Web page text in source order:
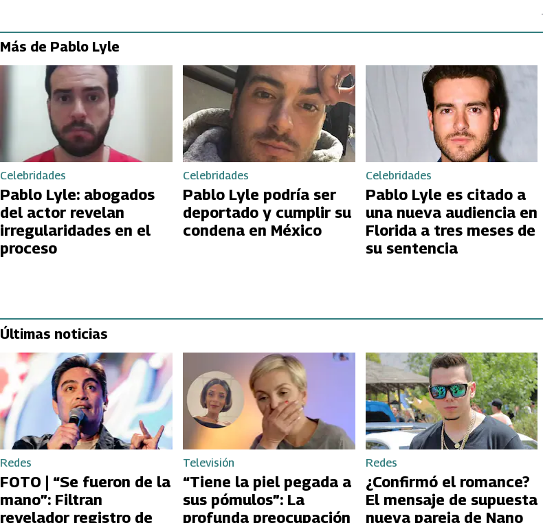
Más de Pablo Lyle
Celebridades
Pablo Lyle: abogados
del actor revelan
irregularidades en el
proceso
Celebridades
Pablo Lyle podría ser
deportado y cumplir su
condena en México
Celebridades
Pablo Lyle es citado a
una nueva audiencia en
Florida a tres meses de
su sentencia
Últimas noticias
Redes
FOTO | “Se fueron de la
mano”: Filtran
revelador registro de
Televisión
“Tiene la piel pegada a
sus pómulos”: La
profunda preocupación
Redes
¿Confirmó el romance?
El mensaje de supuesta
nueva pareja de Nano